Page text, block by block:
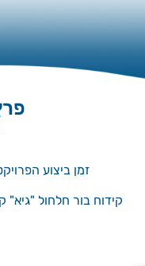
זמן ביצוע
קידוח בור חלחול "גיא" קוטר 400 מ"מ, שכונת